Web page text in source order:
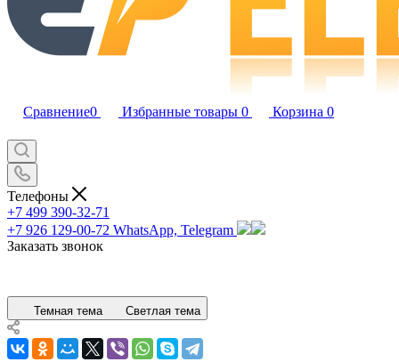
Сравнение0 Избранные товары 0 Корзина 0
Телефоны
+7 499 390-32-71
+7 926 129-00-72 WhatsApp, Telegram
Заказать звонок
Темная тема Светлая тема